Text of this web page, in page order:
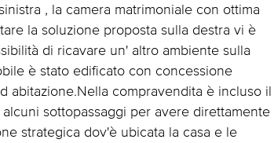
, la camera matrimoniale con ottima
la soluzione proposta sulla destra vi è
di ricavare un' altro ambiente sulla
è stato edificato con concessione
abitazione.Nella compravendita è incluso il
sottopassaggi per avere direttamente
strategica dov'è ubicata la casa e le